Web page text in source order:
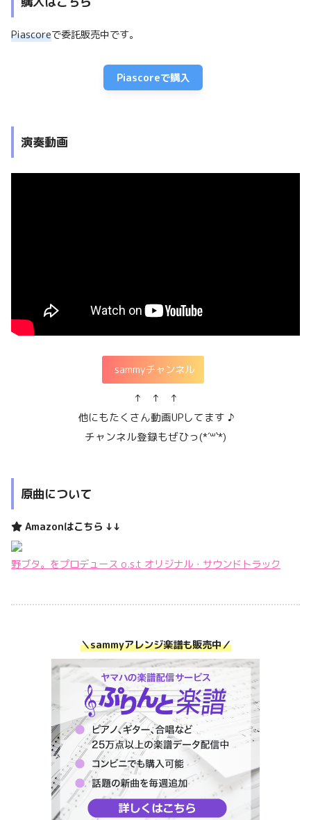
Piascoreで委託販売中です。
Piascoreで購入
演奏動画
sammyチャンネル
↑ ↑ ↑
他にもたくさん動画UPしてます ♪
チャンネル登録もぜひっ(*´꒳`*)
原曲について
Amazonはこちら ↓↓
野ブタ。をプロデュース o.s.t オリジナル・サウンドトラック
＼sammyアレンジ楽譜も販売中／